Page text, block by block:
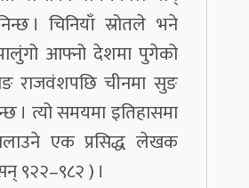
। चिनियाँ स्रोतले भने
आफ्नो देशमा पुगेको
राजवंशपछि चीनमा सुङ
। त्यो समयमा इतिहासमा
एक प्रसिद्ध लेखक
९२२–९८२ ) ।